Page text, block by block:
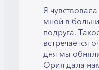
Я
мной в
подруга.
встречается
дня мы
Ория дала